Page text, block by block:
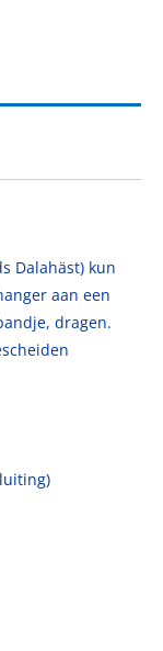
Dalahäst) kun
aan een
dragen.